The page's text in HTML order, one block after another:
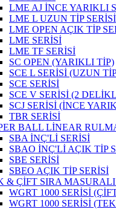
LME AJ İNCE YARIKLI
LME L UZUN TİP SERİSİ
LME OPEN AÇIK TİP
LME SERİSİ
LME TF SERİSİ
SC OPEN (YARIKLI TİP)
SCE L SERİSİ (UZUN
SCE SERİSİ
SCE V SERİSİ (2
SCJ SERİSİ (İNCE
TBR SERİSİ
BALL LİNEAR
SBA İNÇ'Lİ SERİSİ
SBAO İNÇ'Lİ AÇIK TİP
SBE SERİSİ
SBEO AÇIK TİP SERİSİ
& ÇİFT SIRA
WGRT 1000 SERİSİ
WGRT 1000 SERİSİ